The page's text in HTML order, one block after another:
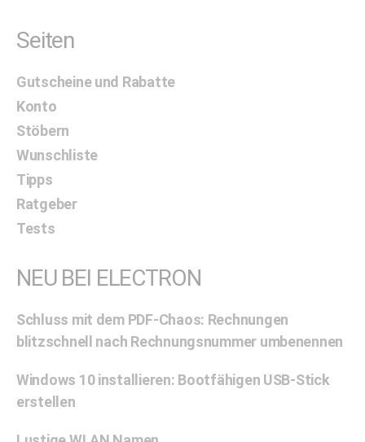
Seiten
Gutscheine und Rabatte
Konto
Stöbern
Wunschliste
Tipps
Ratgeber
Tests
NEU BEI ELECTRON
Schluss mit dem PDF-Chaos: Rechnungen
blitzschnell nach Rechnungsnummer umbenennen
Windows 10 installieren: Bootfähigen USB-Stick
erstellen